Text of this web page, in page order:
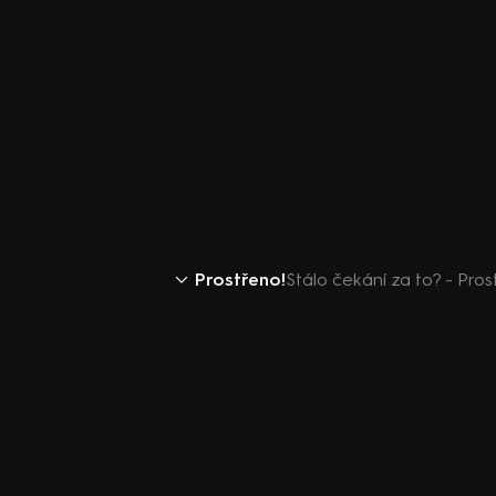
Prostřeno!Stálo čekání za to? -